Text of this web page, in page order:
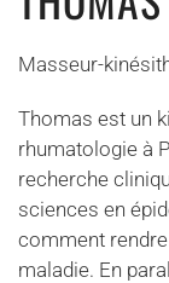
Masseur-
Thomas est un
rhumatologie à
recherche
sciences en
comment
maladie. En